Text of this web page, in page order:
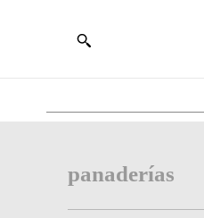
panaderías